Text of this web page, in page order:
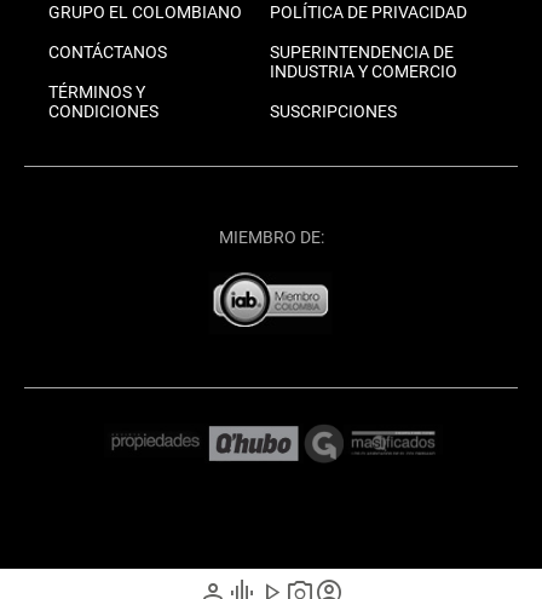
GRUPO EL COLOMBIANO
CONTÁCTANOS
TÉRMINOS Y
CONDICIONES
POLÍTICA DE PRIVACIDAD
SUPERINTENDENCIA DE
INDUSTRIA Y COMERCIO
SUSCRIPCIONES
MIEMBRO DE: